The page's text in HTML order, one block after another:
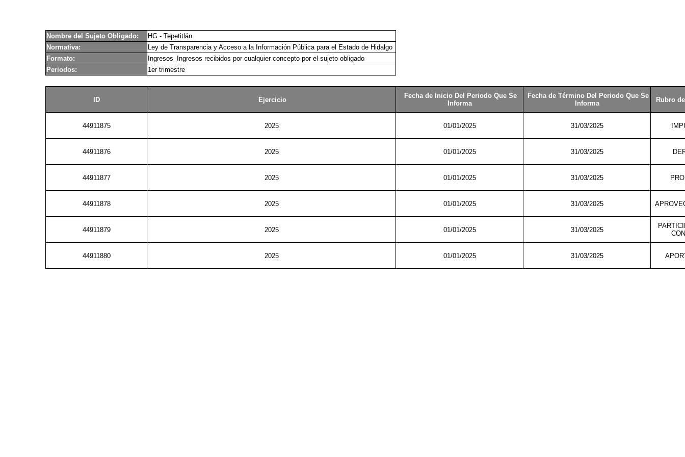
Nombre del Sujeto Obligado:
HG - Tepetitlán
Normativa:
Ley de Transparencia y Acceso a la Información Pública para el Estado de Hidalgo
Formato:
Ingresos_Ingresos recibidos por cualquier concepto por el sujeto obligado
Periodos:
1er trimestre
ID Ejercicio
Fecha de Inicio Del Periodo Que Se
Informa
Fecha de Término Del Periodo Que Se
Informa
Rubro
44911875 2025 01/01/2025 31/03/2025
44911876 2025 01/01/2025 31/03/2025
44911877 2025 01/01/2025 31/03/2025
44911878 2025 01/01/2025 31/03/2025
44911879 2025 01/01/2025 31/03/2025
44911880 2025 01/01/2025 31/03/2025